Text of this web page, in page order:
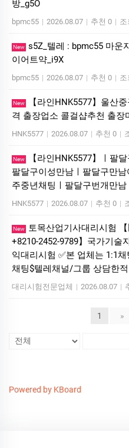
방_g5O
bpmc55 | 2026.08.07 | 추천 0 | 조
New s5Z_텔레 : bpmc55 마운
이어트약_i9X
bpmc55 | 2026.08.07 | 추천 0 | 조
New
【라인HNK5577】울산
격 출장업소 콜걸샵추천 출장
HNK5577 | 2026.08.07 | 추천 0 |
New
【라인HNK5577】ㅣ팔
팔달구이성만남ㅣ팔달구만
주중년채팅ㅣ팔달구번개만남
HNK5577 | 2026.08.07 | 추천 0 |
New
토목산업기사대리시험
+8210-2452-9789】국가기술
익대리시험 ✅본 업체는 1:1
채팅$텔레채널/그룹 상담한
대리시험전문업체 | 2026.08.07 |
1 »
Powered by KBoard